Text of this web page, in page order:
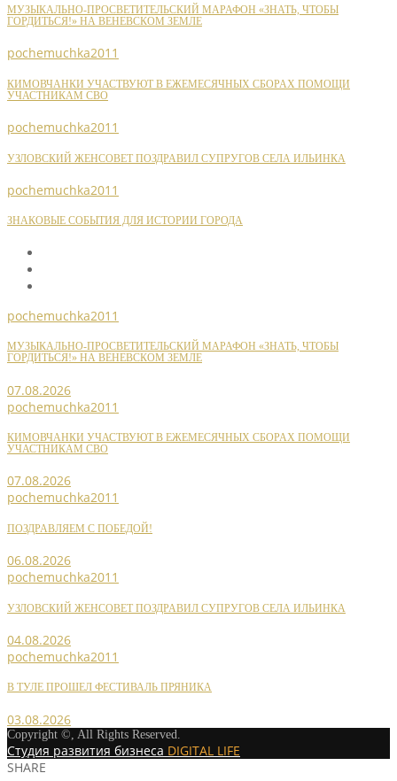
МУЗЫКАЛЬНО-ПРОСВЕТИТЕЛЬСКИЙ МАРАФОН «ЗНАТЬ, ЧТОБЫ
ГОРДИТЬСЯ!» НА ВЕНЕВСКОМ ЗЕМЛЕ
pochemuchka2011
КИМОВЧАНКИ УЧАСТВУЮТ В ЕЖЕМЕСЯЧНЫХ СБОРАХ ПОМОЩИ
УЧАСТНИКАМ СВО
pochemuchka2011
УЗЛОВСКИЙ ЖЕНСОВЕТ ПОЗДРАВИЛ СУПРУГОВ СЕЛА ИЛЬИНКА
pochemuchka2011
ЗНАКОВЫЕ СОБЫТИЯ ДЛЯ ИСТОРИИ ГОРОДА
pochemuchka2011
МУЗЫКАЛЬНО-ПРОСВЕТИТЕЛЬСКИЙ МАРАФОН «ЗНАТЬ, ЧТОБЫ
ГОРДИТЬСЯ!» НА ВЕНЕВСКОМ ЗЕМЛЕ
07.08.2026
pochemuchka2011
КИМОВЧАНКИ УЧАСТВУЮТ В ЕЖЕМЕСЯЧНЫХ СБОРАХ ПОМОЩИ
УЧАСТНИКАМ СВО
07.08.2026
pochemuchka2011
ПОЗДРАВЛЯЕМ С ПОБЕДОЙ!
06.08.2026
pochemuchka2011
УЗЛОВСКИЙ ЖЕНСОВЕТ ПОЗДРАВИЛ СУПРУГОВ СЕЛА ИЛЬИНКА
04.08.2026
pochemuchka2011
В ТУЛЕ ПРОШЕЛ ФЕСТИВАЛЬ ПРЯНИКА
03.08.2026
Copyright ©, All Rights Reserved.
Студия развития бизнеса DIGITAL LIFE
SHARE